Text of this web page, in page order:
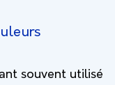
souvent utilisé